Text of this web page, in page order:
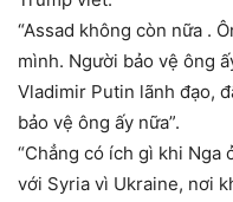
“Assad không còn nữa .
mình. Người bảo vệ ông
Vladimir Putin lãnh đạo,
bảo vệ ông ấy nữa”.
“Chẳng có ích gì khi Nga
với Syria vì Ukraine, nơi